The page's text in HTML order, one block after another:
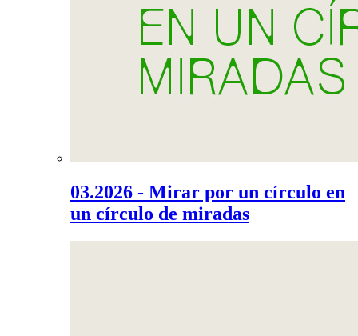
03.2026 - Mirar por un círculo en
un círculo de miradas